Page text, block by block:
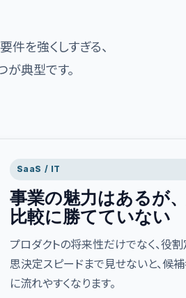
を強くしすぎる、
典型です。
SaaS / IT
事業の魅力はあるが
比較に勝てていない
プロダクトの将来性だけでなく、役
思決定スピードまで見せないと、候
に流れやすくなります。